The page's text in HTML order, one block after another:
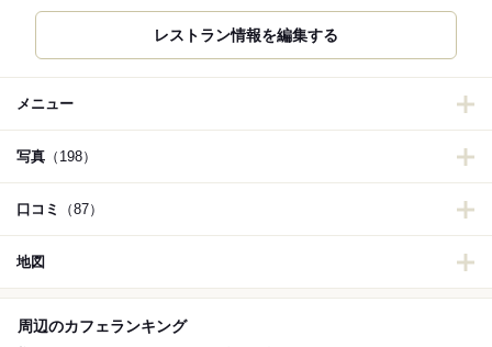
レストラン情報を編集する
メニュー
写真 （198）
口コミ （87）
地図
周辺のカフェランキング